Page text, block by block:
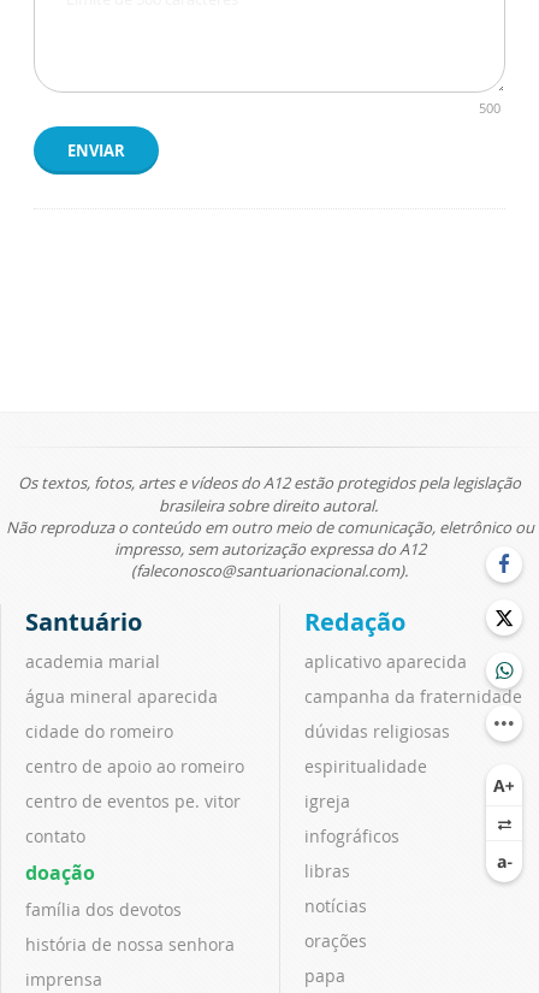
500
ENVIAR
Os textos, fotos, artes e vídeos do A12 estão protegidos pela legislação
brasileira sobre direito autoral.
Não reproduza o conteúdo em outro meio de comunicação, eletrônico ou
impresso, sem autorização expressa do A12
(faleconosco@santuarionacional.com).
Santuário
academia marial
água mineral aparecida
cidade do romeiro
centro de apoio ao romeiro
centro de eventos pe. vitor
contato
doação
família dos devotos
história de nossa senhora
imprensa
Redação
aplicativo aparecida
campanha da fraternidade
dúvidas religiosas
espiritualidade
igreja
infográficos
libras
notícias
orações
papa